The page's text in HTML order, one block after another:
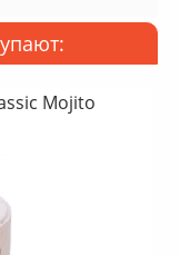
Mojito